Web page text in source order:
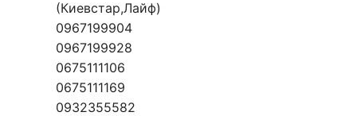
(Киевстар,Лайф)
0967199904
0967199928
0675111106
0675111169
0932355582